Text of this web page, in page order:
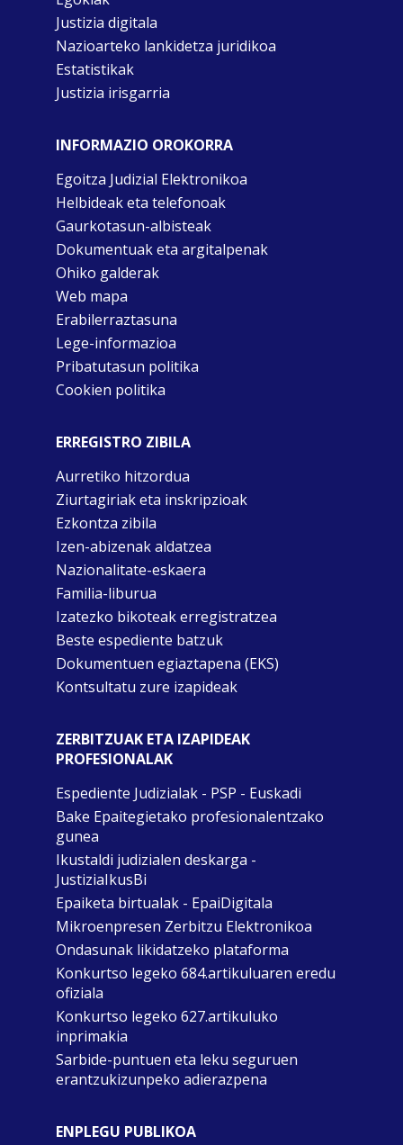
Justizia digitala
Nazioarteko lankidetza juridikoa
Estatistikak
Justizia irisgarria
INFORMAZIO OROKORRA
Egoitza Judizial Elektronikoa
Helbideak eta telefonoak
Gaurkotasun-albisteak
Dokumentuak eta argitalpenak
Ohiko galderak
Web mapa
Erabilerraztasuna
Lege-informazioa
Pribatutasun politika
Cookien politika
ERREGISTRO ZIBILA
Aurretiko hitzordua
Ziurtagiriak eta inskripzioak
Ezkontza zibila
Izen-abizenak aldatzea
Nazionalitate-eskaera
Familia-liburua
Izatezko bikoteak erregistratzea
Beste espediente batzuk
Dokumentuen egiaztapena (EKS)
Kontsultatu zure izapideak
ZERBITZUAK ETA IZAPIDEAK
PROFESIONALAK
Espediente Judizialak - PSP - Euskadi
Bake Epaitegietako profesionalentzako
gunea
Ikustaldi judizialen deskarga -
JustiziaIkusBi
Epaiketa birtualak - EpaiDigitala
Mikroenpresen Zerbitzu Elektronikoa
Ondasunak likidatzeko plataforma
Konkurtso legeko 684.artikuluaren eredu
ofiziala
Konkurtso legeko 627.artikuluko
inprimakia
Sarbide-puntuen eta leku seguruen
erantzukizunpeko adierazpena
ENPLEGU PUBLIKOA